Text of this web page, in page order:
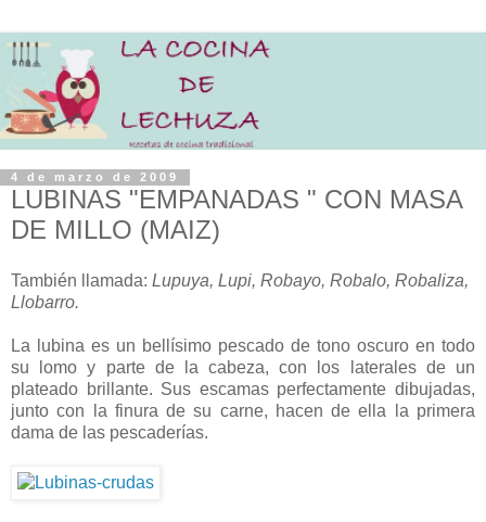
4 de marzo de 2009
LUBINAS "EMPANADAS " CON MASA
DE MILLO (MAIZ)
También llamada: Lupuya, Lupi, Robayo, Robalo, Robaliza,
Llobarro.
La lubina es un bellísimo pescado de tono oscuro en todo
su lomo y parte de la cabeza, con los laterales de un
plateado brillante. Sus escamas perfectamente dibujadas,
junto con la finura de su carne, hacen de ella la primera
dama de las pescaderías.